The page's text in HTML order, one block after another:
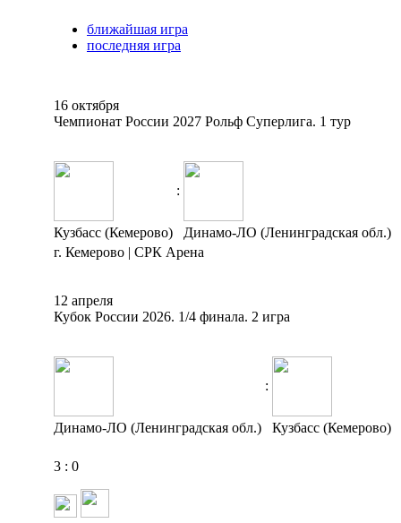
ближайшая игра
последняя игра
16 октября
Чемпионат России 2027 Рольф Суперлига. 1 тур
:
Кузбасс (Кемерово)
Динамо-ЛО (Ленинградская обл.)
г. Кемерово | СРК Арена
12 апреля
Кубок России 2026. 1/4 финала. 2 игра
:
Динамо-ЛО (Ленинградская обл.) Кузбасс (Кемерово)
3 : 0